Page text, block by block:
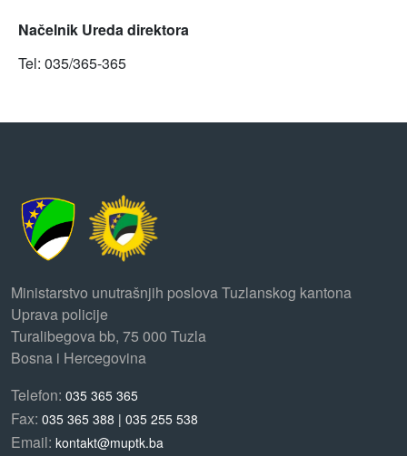
Načelnik Ureda direktora
Tel: 035/365-365
Ministarstvo unutrašnjih poslova Tuzlanskog kantona
Uprava policije
Turalibegova bb, 75 000 Tuzla
Bosna i Hercegovina
Telefon: 035 365 365
Fax: 035 365 388 | 035 255 538
Email: kontakt@muptk.ba